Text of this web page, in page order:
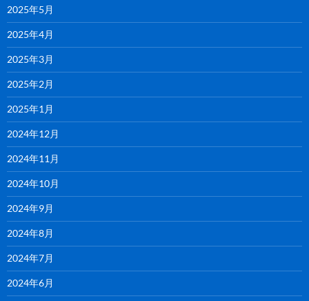
2025年5月
2025年4月
2025年3月
2025年2月
2025年1月
2024年12月
2024年11月
2024年10月
2024年9月
2024年8月
2024年7月
2024年6月